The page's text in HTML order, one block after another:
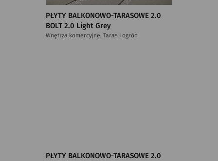
PŁYTY BALKONOWO-TARASOWE 2.0
BOLT 2.0 Light Grey
Wnętrza komercyjne, Taras i ogród
PŁYTY BALKONOWO-TARASOWE 2.0